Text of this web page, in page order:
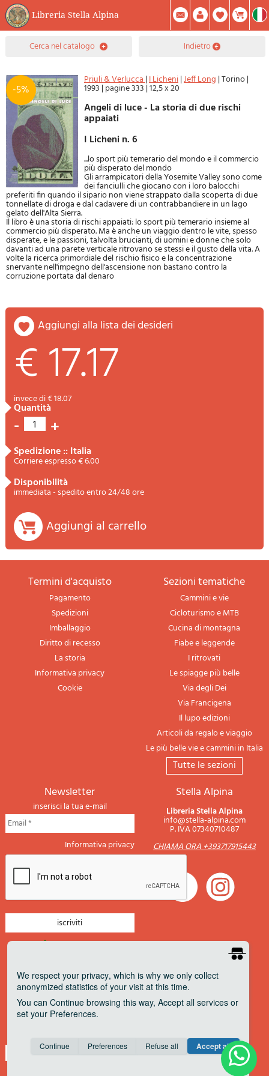
Libreria Stella Alpina
0 Prodotto(i) Attualmente Nel Carrello Riepilogo
Facebook
Registrati Mod. Password
cerca nel catalogo indietro
-5%
Priuli & Verlucca|I Licheni|Jeff Long |Torino|
1993 | pagine 333 |12,5 x 20
Angeli di luce - La storia di due rischi
appaiati
I Licheni n. 6
...lo sport più temerario del mondo e il commercio
più disperato del mondo
Gli arrampicatori della Yosemite Valley sono come
dei fanciulli che giocano con i loro balocchi
preferiti fin quando il sipario non viene strappato dalla scoperta di due
tonnellate di droga e dal cadavere di un contrabbandiere in un lago
gelato dell'Alta Sierra.
Il libro è una storia di rischi appaiati: lo sport più temerario insieme al
commercio più disperato. Ma è anche un viaggio dentro le vite, spesso
disperate, e le passioni, talvolta brucianti, di uomini e donne che solo
davanti ad una parete verticale ritrovano se stessi e il gusto della vita. A
volte la ricerca primordiale del rischio fisico e la concentrazione
snervante nell'impegno dell'ascensione non bastano contro la
corruzione portata dal denaro
aggiungi alla lista dei desideri
€ 17.17
invece di € 18.07
quantità
- 1 +
spedizione :: Italia
Corriere espresso € 6.00
disponibilità
immediata - spedito entro 24/48 ore
Aggiungi al carrello
termini d'acquisto
Pagamento
Spedizioni
Imballaggio
Diritto di recesso
La storia
Informativa privacy
Cookie
sezioni tematiche
Cammini e vie
Cicloturismo e MTB
Cucina di montagna
Fiabe e leggende
I ritrovati
Le spiagge più belle
Via degli Dei
Via Francigena
Il lupo edizioni
Articoli da regalo e viaggio
Le più belle vie e cammini in Italia
tutte le sezioni
newsletter
inserisci la tua e-mail
Informativa privacy
newsletter viaggi
newsletter militaria
Stella Alpina
Libreria Stella Alpina
info@stella-alpina.com
P. IVA 07340710487
CHIAMA ORA +393717915443
We respect your privacy, which is why we only collect
anonymized statistics of your visit at this time.
You can Continue browsing this way, Accept all services or
set your Preferences.
Consent cookie learn more
Continue Preferences Refuse all Accept all
Anonymous Invisible Save